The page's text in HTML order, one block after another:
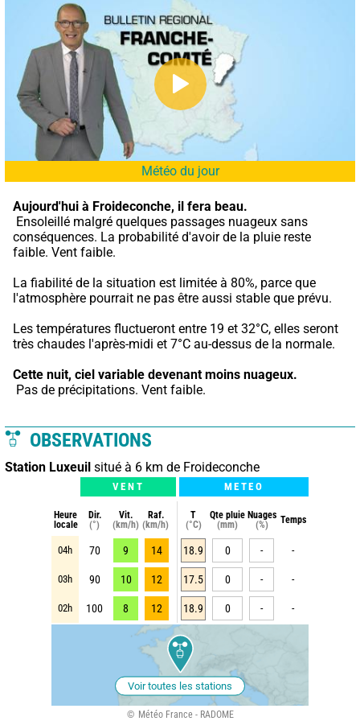
Météo du jour
Aujourd'hui à Froideconche, il fera beau.
conséquences. La probabilité d'avoir de la pluie reste
faible. Vent faible.
La fiabilité de la situation est limitée à 80%, parce que
l'atmosphère pourrait ne pas être aussi stable que prévu.
Les températures fluctueront entre 19 et 32°C, elles seront
très chaudes l'après-midi et 7°C au-dessus de la normale.
Cette nuit, ciel variable devenant moins nuageux.
Pas de précipitations. Vent faible.
OBSERVATIONS
Station Luxeuil situé à 6 km de Froideconche
VENT METEO
Heure
locale
Dir.
(°)
Vit.
(km/h)
Raf.
(km/h)
T
(°C)
Qte pluie
(mm)
Nuages
(%)
Temps
04h 70 9 14 18.9 0 - -
03h 90 10 12 17.5 0 - -
02h 100 8 12 18.9 0 - -
Voir toutes les stations
Météo France - RADOME